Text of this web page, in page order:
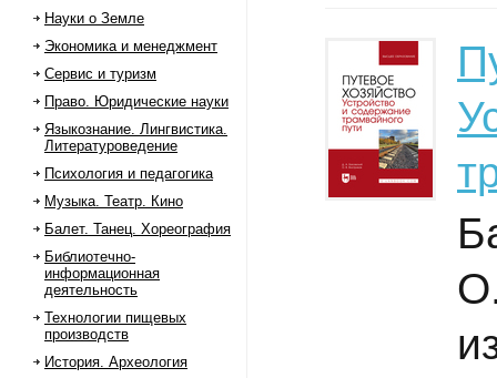
Науки о Земле
Экономика и менеджмент
Сервис и туризм
Право. Юридические науки
Языкознание. Лингвистика.
Литературоведение
Психология и педагогика
Музыка. Театр. Кино
Балет. Танец. Хореография
Библиотечно-
информационная
деятельность
Технологии пищевых
производств
История. Археология